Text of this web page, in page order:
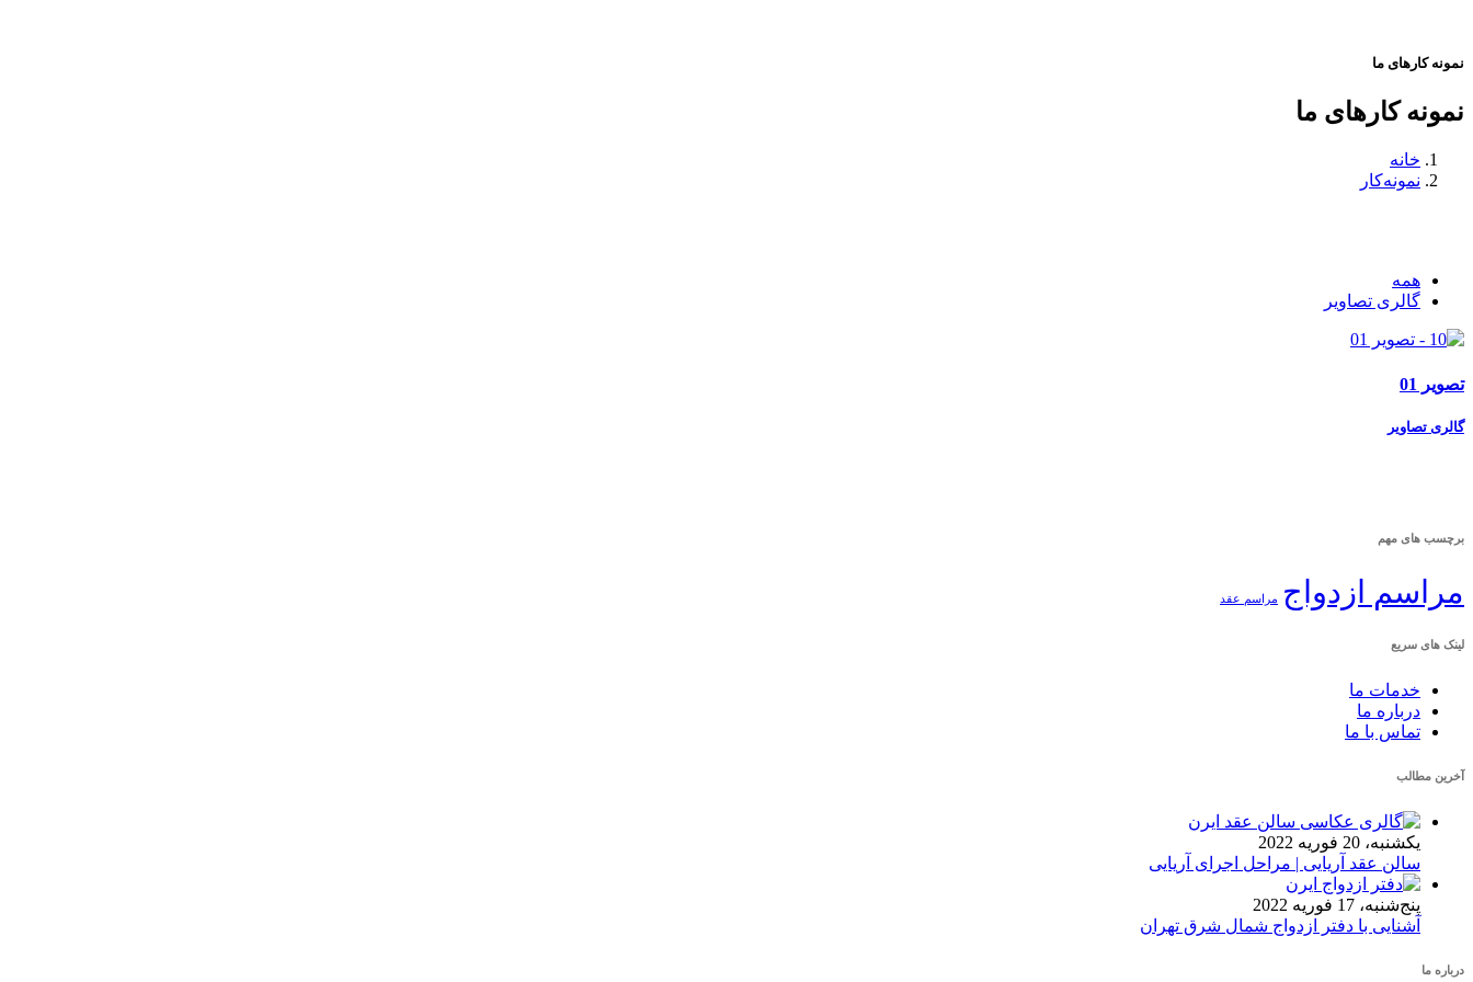
نمونه کارهای ما
نمونه کارهای ما
خانه
نمونه‌کار
همه
گالری تصاویر
تصویر 01
گالری تصاویر
برچسب های مهم
مراسم ازدواج مراسم عقد
لینک های سریع
خدمات ما
درباره ما
تماس با ما
آخرین مطالب
یکشنبه، 20 فوریه 2022
سالن عقد آریایی | مراحل اجرای آریایی
پنج‌شنبه، 17 فوریه 2022
آشنایی با دفتر ازدواج شمال شرق تهران
درباره ما